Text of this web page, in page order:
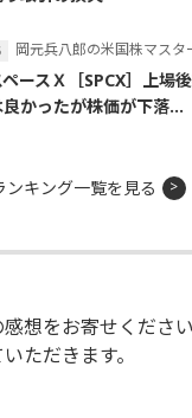
岡元兵八郎の米国株マスタ
ペースＸ［SPCX］上場
良かったが株価が下落...
ンキング一覧を見る
想をお寄せくださ
ただきます。